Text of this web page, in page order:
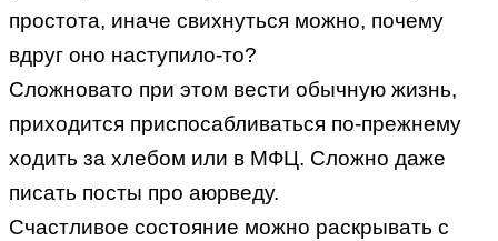
простота, иначе свихнуться можно, почему
вдруг оно наступило-то?
Сложновато при этом вести обычную жизнь,
приходится приспосабливаться по-прежнему
ходить за хлебом или в МФЦ. Сложно даже
писать посты про аюрведу.
Счастливое состояние можно раскрывать с